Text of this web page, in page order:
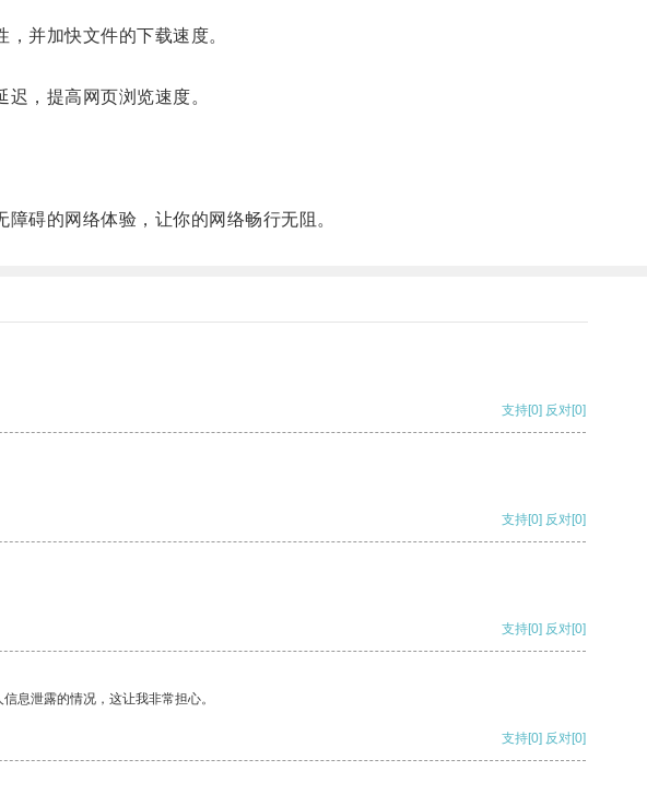
并加快文件的下载速度。
，提高网页浏览速度。
碍的网络体验，让你的网络畅行无阻。
支持[0] 反对[0]
支持[0] 反对[0]
支持[0] 反对[0]
息泄露的情况，这让我非常担心。
支持[0] 反对[0]